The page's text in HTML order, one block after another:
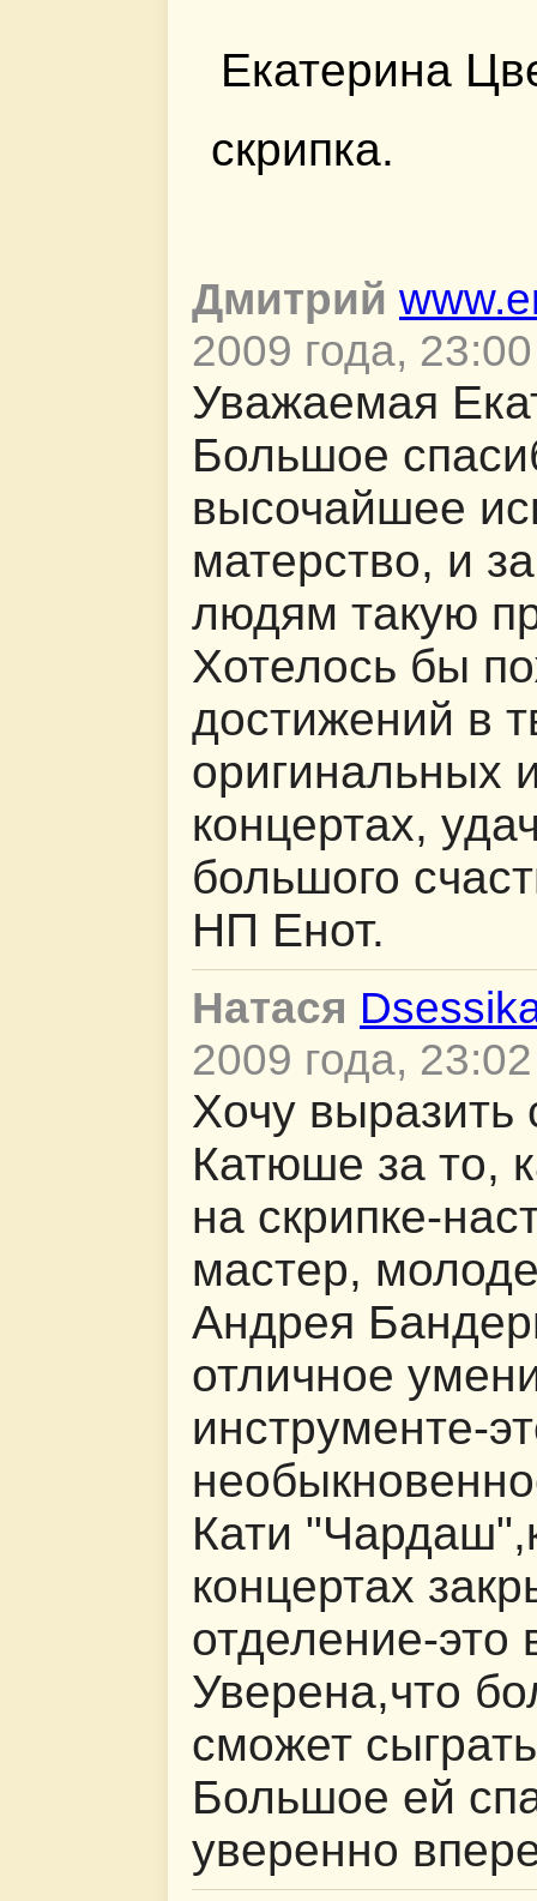
Екатерина
скрипка.
Дмитрий
2009 года, 23:00
Уважаемая
Большое
высочайшее
матерство, и
людям такую
Хотелось бы
достижений в
оригинальных
концертах,
большого
НП Енот.
Натася
2009 года, 23:02
Хочу
Катюше за то,
на скрипке-
мастер,
Андрея
отличное
инструменте-
Кати
концертах
отделение-
Уверена,что
сможет
Большое ей
уверенно